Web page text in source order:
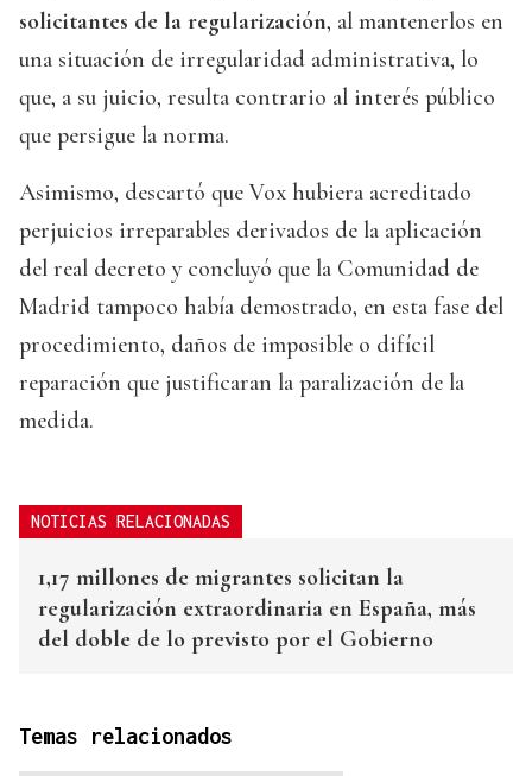
solicitantes de la regularización, al mantenerlos en
una situación de irregularidad administrativa, lo
que, a su juicio, resulta contrario al interés público
que persigue la norma.
Asimismo, descartó que Vox hubiera acreditado
perjuicios irreparables derivados de la aplicación
del real decreto y concluyó que la Comunidad de
Madrid tampoco había demostrado, en esta fase del
procedimiento, daños de imposible o difícil
reparación que justificaran la paralización de la
medida.
NOTICIAS RELACIONADAS
1,17 millones de migrantes solicitan la
regularización extraordinaria en España, más
del doble de lo previsto por el Gobierno
Temas relacionados